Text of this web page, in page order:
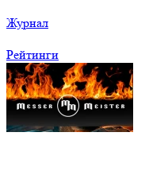
Журнал
Рейтинги